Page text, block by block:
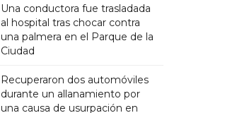
Una conductora fue trasladada
al hospital tras chocar contra
una palmera en el Parque de la
Ciudad
Recuperaron dos automóviles
durante un allanamiento por
una causa de usurpación en